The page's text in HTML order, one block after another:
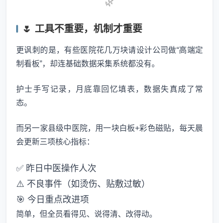
🌿
🌷 工具不重要，机制才重要
更讽刺的是，有些医院花几万块请设计公司做“高端定
制看板”，却连基础数据采集系统都没有。
护士手写记录，月底靠回忆填表，数据失真成了常
态。
而另一家县级中医院，用一块白板+彩色磁贴，每天晨
会更新三项核心指标：
✅ 昨日中医操作人次
⚠️ 不良事件（如烫伤、贴敷过敏）
🎯 今日重点改进项
简单，但全员看得见、说得清、改得动。